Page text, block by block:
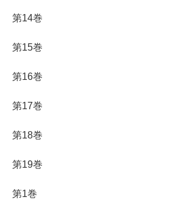
第14巻
第15巻
第16巻
第17巻
第18巻
第19巻
第1巻